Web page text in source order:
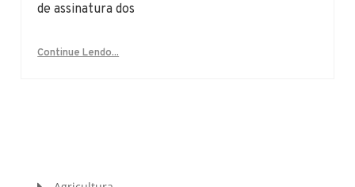
de assinatura dos
Continue Lendo...